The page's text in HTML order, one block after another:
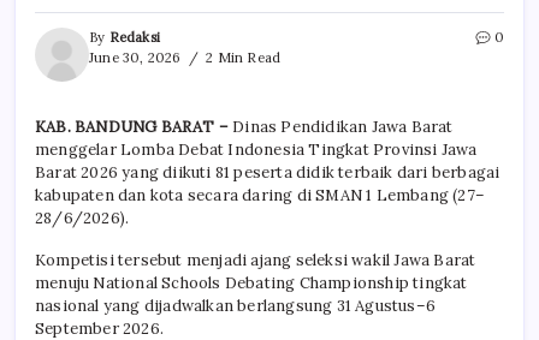
By Redaksi
June 30, 2026
2 Min Read
0
KAB. BANDUNG BARAT – Dinas Pendidikan Jawa Barat
menggelar Lomba Debat Indonesia Tingkat Provinsi Jawa
Barat 2026 yang diikuti 81 peserta didik terbaik dari berbagai
kabupaten dan kota secara daring di SMAN 1 Lembang (27–
28/6/2026).
Kompetisi tersebut menjadi ajang seleksi wakil Jawa Barat
menuju National Schools Debating Championship tingkat
nasional yang dijadwalkan berlangsung 31 Agustus–6
September 2026.